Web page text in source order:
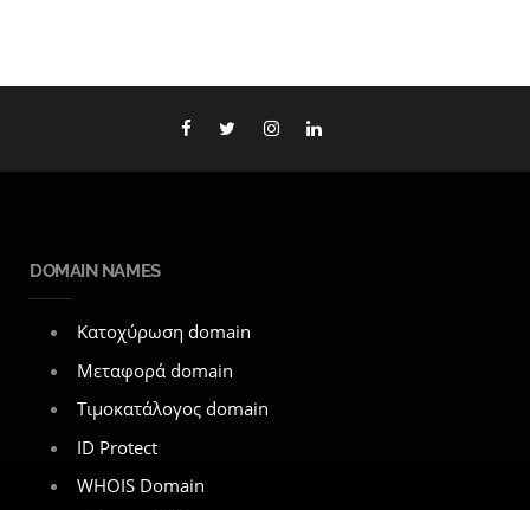
DOMAIN NAMES
Κατοχύρωση domain
Μεταφορά domain
Τιμοκατάλογος domain
ID Protect
WHOIS Domain